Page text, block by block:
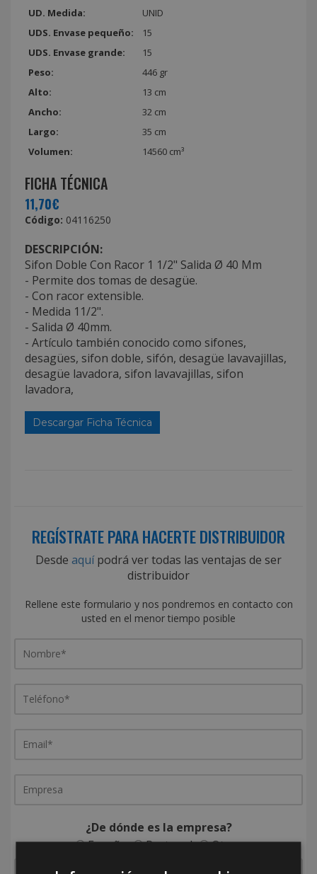
UD. Medida:
UNID
UDS. Envase pequeño:
15
UDS. Envase grande:
15
Peso:
446 gr
Alto:
13 cm
Ancho:
32 cm
Largo:
35 cm
Volumen:
14560 cm³
FICHA TÉCNICA
11,70€
Código: 04116250
DESCRIPCIÓN:
Sifon Doble Con Racor 1 1/2" Salida Ø 40 Mm
- Permite dos tomas de desagüe.
- Con racor extensible.
- Medida 11/2".
- Salida Ø 40mm.
- Artículo también conocido como sifones,
desagües, sifon doble, sifón, desagüe lavavajillas,
desagüe lavadora, sifon lavavajillas, sifon
lavadora,
Descargar Ficha Técnica
REGÍSTRATE PARA HACERTE DISTRIBUIDOR
Desde aquípodrá ver todas las ventajas de ser
distribuidor
Rellene este formulario y nos pondremos en contacto con
usted en el menor tiempo posible
¿De dónde es la empresa?
España
Portugal Otros